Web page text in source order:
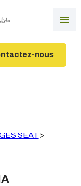
menu
nous
SEAT >